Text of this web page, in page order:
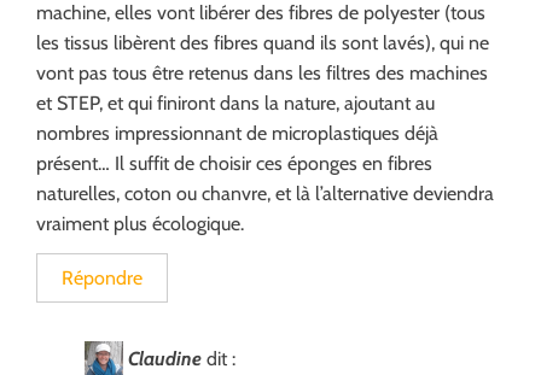
machine, elles vont libérer des fibres de polyester (tous
les tissus libèrent des fibres quand ils sont lavés), qui ne
vont pas tous être retenus dans les filtres des machines
et STEP, et qui finiront dans la nature, ajoutant au
nombres impressionnant de microplastiques déjà
présent… Il suffit de choisir ces éponges en fibres
naturelles, coton ou chanvre, et là l’alternative deviendra
vraiment plus écologique.
Répondre
Claudine dit :